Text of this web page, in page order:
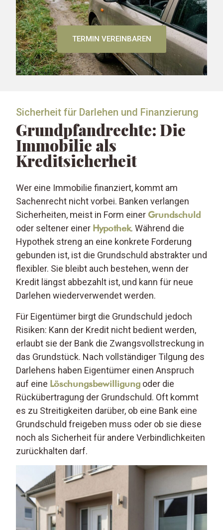
TERMIN VEREINBAREN
Sicherheit für Darlehen und Finanzierung
Grundpfandrechte: Die
Immobilie als
Kreditsicherheit
Wer eine Immobilie finanziert, kommt am
Sachenrecht nicht vorbei. Banken verlangen
Sicherheiten, meist in Form einer Grundschuld
oder seltener einer Hypothek. Während die
Hypothek streng an eine konkrete Forderung
gebunden ist, ist die Grundschuld abstrakter und
flexibler. Sie bleibt auch bestehen, wenn der
Kredit längst abbezahlt ist, und kann für neue
Darlehen wiederverwendet werden.
Für Eigentümer birgt die Grundschuld jedoch
Risiken: Kann der Kredit nicht bedient werden,
erlaubt sie der Bank die Zwangsvollstreckung in
das Grundstück. Nach vollständiger Tilgung des
Darlehens haben Eigentümer einen Anspruch
auf eine Löschungsbewilligung oder die
Rückübertragung der Grundschuld. Oft kommt
es zu Streitigkeiten darüber, ob eine Bank eine
Grundschuld freigeben muss oder ob sie diese
noch als Sicherheit für andere Verbindlichkeiten
zurückhalten darf.